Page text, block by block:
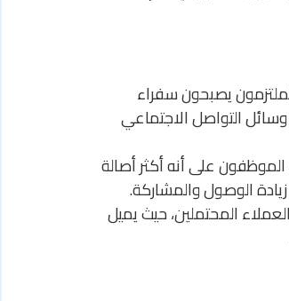
يصبحون سفراء
التواصل الاجتماعي
على أنه أكثر أصالة
الوصول والمشاركة.
المحتملين، حيث يميل